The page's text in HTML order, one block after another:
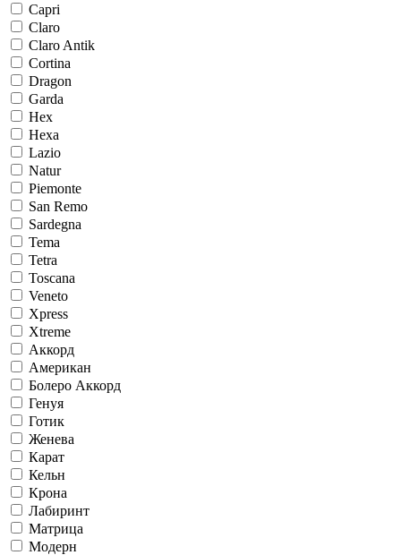
Capri
Claro
Claro Antik
Cortina
Dragon
Garda
Hex
Hexa
Lazio
Natur
Piemonte
San Remo
Sardegna
Tema
Tetra
Toscana
Veneto
Xpress
Xtreme
Аккорд
Американ
Болеро Аккорд
Генуя
Готик
Женева
Карат
Кельн
Крона
Лабиринт
Матрица
Модерн